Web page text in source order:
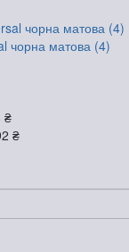
чорна матова (4)
₴
₴